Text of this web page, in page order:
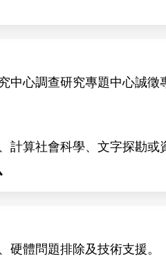
中心調查研究專題中心誠
計算社會科學、文字探勘或
硬體問題排除及技術支援。